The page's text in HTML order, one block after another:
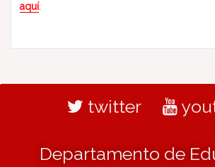
aquí.
twitter
Departamento de